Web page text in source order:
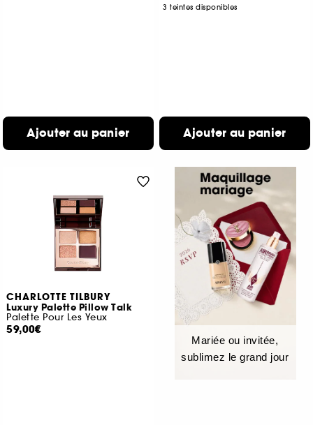
Ajouter au panier
3 teintes disponibles
Ajouter au panier
CHARLOTTE TILBURY
Luxury Palette Pillow Talk
Palette Pour Les Yeux
59,00€
Mariée ou invitée,
sublimez le grand jour